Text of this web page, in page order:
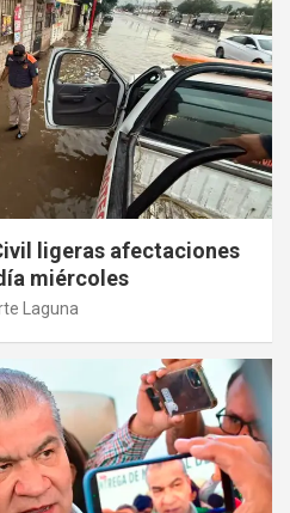
ligeras afectaciones
miércoles
Laguna